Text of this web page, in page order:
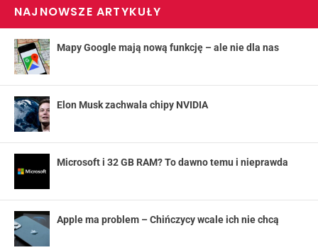
NAJNOWSZE ARTYKUŁY
Mapy Google mają nową funkcję – ale nie dla nas
Elon Musk zachwala chipy NVIDIA
Microsoft i 32 GB RAM? To dawno temu i nieprawda
Apple ma problem – Chińczycy wcale ich nie chcą